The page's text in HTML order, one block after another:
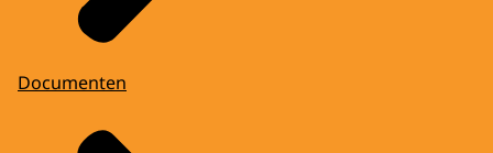
Documenten